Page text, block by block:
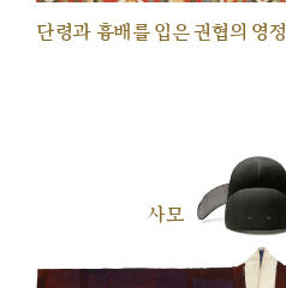
단령과 흉배를 입은 권협의 영정
사모